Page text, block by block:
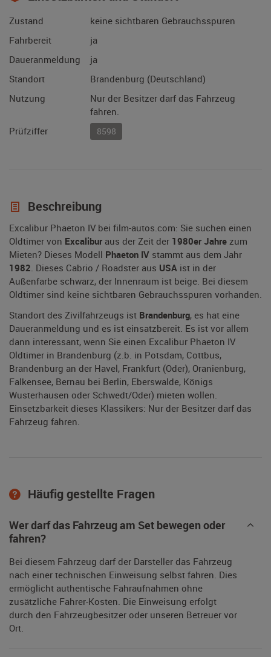
Zustand
keine sichtbaren Gebrauchsspuren
Fahrbereit
ja
Daueranmeldung
ja
Standort
Brandenburg (Deutschland)
Nutzung
Nur der Besitzer darf das Fahrzeug
fahren.
Prüfziffer
8598
Beschreibung
Excalibur Phaeton IV bei film-autos.com: Sie suchen einen
Oldtimer von Excalibur aus der Zeit der 1980er Jahre zum
Mieten? Dieses Modell Phaeton IV stammt aus dem Jahr
1982. Dieses Cabrio / Roadster aus USA ist in der
Außenfarbe schwarz, der Innenraum ist beige. Bei diesem
Oldtimer sind keine sichtbaren Gebrauchsspuren vorhanden.
Standort des Zivilfahrzeugs ist Brandenburg, es hat eine
Daueranmeldung und es ist einsatzbereit. Es ist vor allem
dann interessant, wenn Sie einen Excalibur Phaeton IV
Oldtimer in Brandenburg (z.b. in Potsdam, Cottbus,
Brandenburg an der Havel, Frankfurt (Oder), Oranienburg,
Falkensee, Bernau bei Berlin, Eberswalde, Königs
Wusterhausen oder Schwedt/Oder) mieten wollen.
Einsetzbarkeit dieses Klassikers: Nur der Besitzer darf das
Fahrzeug fahren.
Häufig gestellte Fragen
Wer darf das Fahrzeug am Set bewegen oder
fahren?
Bei diesem Fahrzeug darf der Darsteller das Fahrzeug
nach einer technischen Einweisung selbst fahren. Dies
ermöglicht authentische Fahraufnahmen ohne
zusätzliche Fahrer-Kosten. Die Einweisung erfolgt
durch den Fahrzeugbesitzer oder unseren Betreuer vor
Ort.